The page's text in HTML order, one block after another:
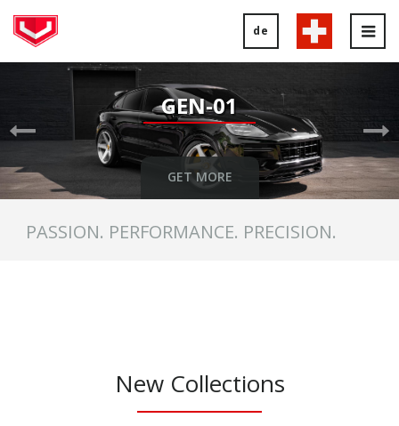
de
GEN-01
GET MORE
Previous
PASSION. PERFORMANCE. PRECISION.
New Collections